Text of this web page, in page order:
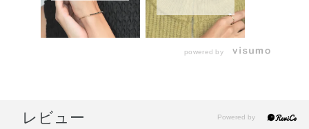
powered by
レビュー